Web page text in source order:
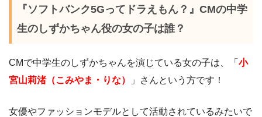
『ソフトバンク5Gってドラえもん？』CMの中学
生のしずかちゃん役の女の子は誰？
CMで中学生のしずかちゃんを演じている女の子は、「 小
宮山莉渚（こみやま・りな）
」さんという方です！
女優やファッションモデルとして活動されているみたいで